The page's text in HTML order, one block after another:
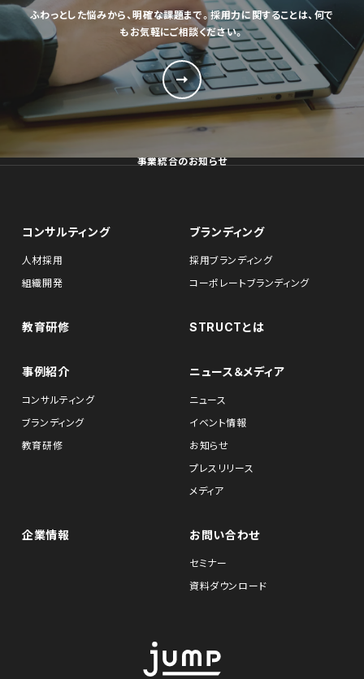
ふわっとした悩みから、明確な課題まで。採用力に関することは、何で
もお気軽にご相談ください。
事業統合のお知らせ
コンサルティング
人材採用
組織開発
ブランディング
採用ブランディング
コーポレートブランディング
教育研修 STRUCTとは
事例紹介
コンサルティング
ブランディング
教育研修
ニュース＆メディア
ニュース
イベント情報
お知らせ
プレスリリース
メディア
企業情報 お問い合わせ
セミナー
資料ダウンロード